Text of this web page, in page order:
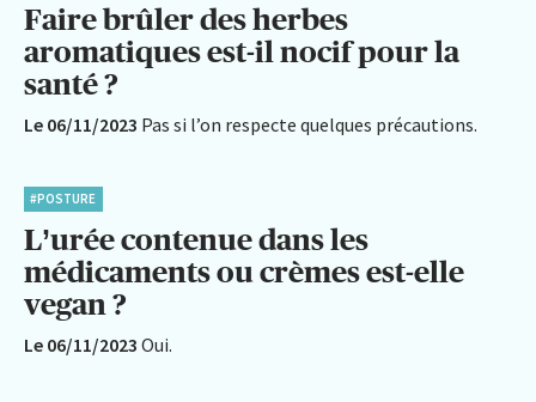
Faire brûler des herbes
aromatiques est-il nocif pour la
santé ?
Le 06/11/2023 Pas si l’on respecte quelques précautions.
#POSTURE
L’urée contenue dans les
médicaments ou crèmes est-elle
vegan ?
Le 06/11/2023 Oui.